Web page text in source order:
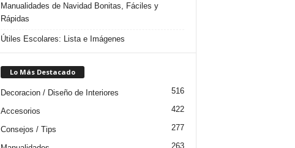
Manualidades de Navidad Bonitas, Fáciles y
Rápidas
Útiles Escolares: Lista e Imágenes
Lo Más Destacado
Decoracion / Diseño de Interiores 516
Accesorios 422
Consejos / Tips 277
263